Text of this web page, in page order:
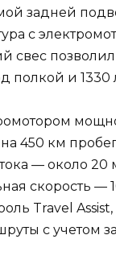
задней
с
свес
полкой и
450 км
— около 20
скорость —
Travel
с учетом